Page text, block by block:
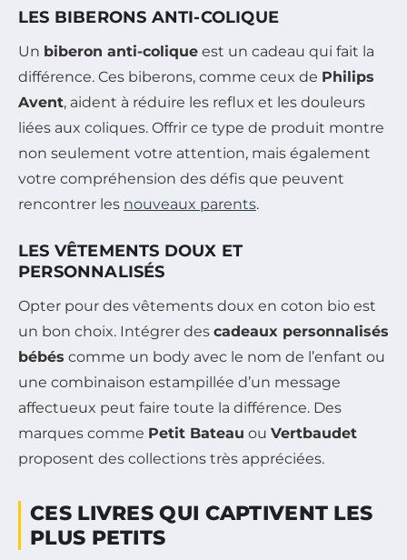
LES BIBERONS ANTI-COLIQUE
Un biberon anti-colique est un cadeau qui fait la
différence. Ces biberons, comme ceux de Philips
Avent, aident à réduire les reflux et les douleurs
liées aux coliques. Offrir ce type de produit montre
non seulement votre attention, mais également
votre compréhension des défis que peuvent
rencontrer les nouveaux parents.
LES VÊTEMENTS DOUX ET
PERSONNALISÉS
Opter pour des vêtements doux en coton bio est
un bon choix. Intégrer des cadeaux personnalisés
bébés comme un body avec le nom de l’enfant ou
une combinaison estampillée d’un message
affectueux peut faire toute la différence. Des
marques comme Petit Bateau ou Vertbaudet
proposent des collections très appréciées.
CES LIVRES QUI CAPTIVENT LES
PLUS PETITS